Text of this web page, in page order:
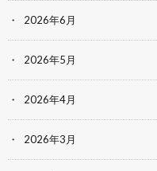
2026年6月
2026年5月
2026年4月
2026年3月